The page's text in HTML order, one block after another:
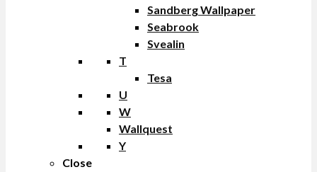
Sandberg Wallpaper
Seabrook
Svealin
T
Tesa
U
W
Wallquest
Y
Close